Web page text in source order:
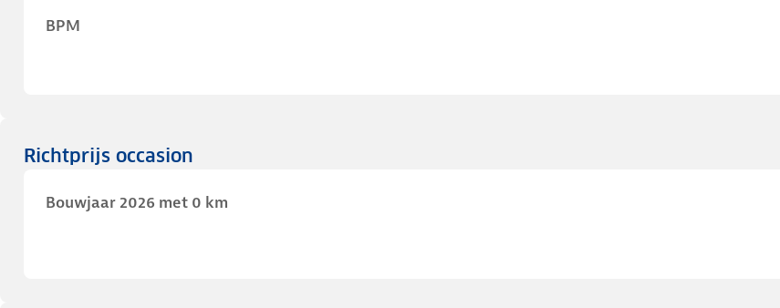
BPM
Richtprijs occasion
Bouwjaar 2026 met 0 km